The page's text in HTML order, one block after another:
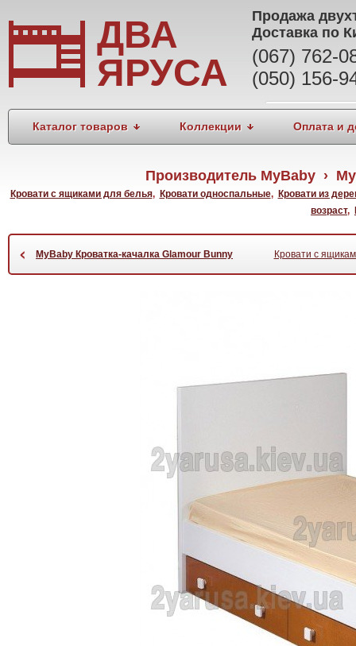
ДВА
ЯРУСА
Продажа
Доставка по
(067) 762-
(050) 156-
Каталог товаров Коллекции Оплата и
Производитель MyBaby ›
Кровати с ящиками для белья, Кровати односпальные, Кровати из
возраст,
‹ MyBaby Кроватка-качалка Glamour Bunny Кровати с